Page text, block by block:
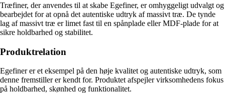
Træfiner, der anvendes til at skabe Egefiner, er omhyggeligt udvalgt og
bearbejdet for at opnå det autentiske udtryk af massivt træ. De tynde
lag af massivt træ er limet fast til en spånplade eller MDF-plade for at
sikre holdbarhed og stabilitet.
Produktrelation
Egefiner er et eksempel på den høje kvalitet og autentiske udtryk, som
denne fremstiller er kendt for. Produktet afspejler virksomhedens fokus
på holdbarhed, skønhed og funktionalitet.